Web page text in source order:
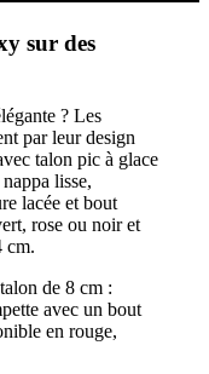
sur des
? Les
par leur design
talon pic à glace
lisse,
lacée et bout
rose ou noir et
cm.
de 8 cm :
avec un bout
en rouge,